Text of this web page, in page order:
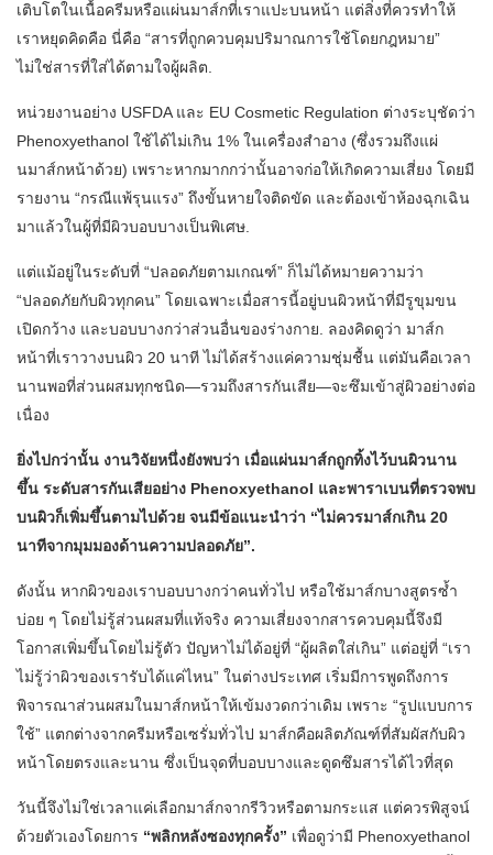
เติบโตในเนื้อครีมหรือแผ่นมาส์กที่เราแปะบนหน้า แต่สิ่งที่ควรทำให้
เราหยุดคิดคือ นี่คือ “สารที่ถูกควบคุมปริมาณการใช้โดยกฎหมาย”
ไม่ใช่สารที่ใส่ได้ตามใจผู้ผลิต.
หน่วยงานอย่าง USFDA และ EU Cosmetic Regulation ต่างระบุชัดว่า
Phenoxyethanol ใช้ได้ไม่เกิน 1% ในเครื่องสำอาง (ซึ่งรวมถึงแผ่
นมาส์กหน้าด้วย) เพราะหากมากกว่านั้นอาจก่อให้เกิดความเสี่ยง โดยมี
รายงาน “กรณีแพ้รุนแรง” ถึงขั้นหายใจติดขัด และต้องเข้าห้องฉุกเฉิน
มาแล้วในผู้ที่มีผิวบอบบางเป็นพิเศษ.
แต่แม้อยู่ในระดับที่ “ปลอดภัยตามเกณฑ์” ก็ไม่ได้หมายความว่า
“ปลอดภัยกับผิวทุกคน” โดยเฉพาะเมื่อสารนี้อยู่บนผิวหน้าที่มีรูขุมขน
เปิดกว้าง และบอบบางกว่าส่วนอื่นของร่างกาย. ลองคิดดูว่า มาส์ก
หน้าที่เราวางบนผิว 20 นาที ไม่ได้สร้างแค่ความชุ่มชื้น แต่มันคือเวลา
นานพอที่ส่วนผสมทุกชนิด—รวมถึงสารกันเสีย—จะซึมเข้าสู่ผิวอย่างต่อ
เนื่อง
ยิ่งไปกว่านั้น งานวิจัยหนึ่งยังพบว่า เมื่อแผ่นมาส์กถูกทิ้งไว้บนผิวนาน
ขึ้น ระดับสารกันเสียอย่าง Phenoxyethanol และพาราเบนที่ตรวจพบ
บนผิวก็เพิ่มขึ้นตามไปด้วย จนมีข้อแนะนำว่า “ไม่ควรมาส์กเกิน 20
นาทีจากมุมมองด้านความปลอดภัย”.
ดังนั้น หากผิวของเราบอบบางกว่าคนทั่วไป หรือใช้มาส์กบางสูตรซ้ำ
บ่อย ๆ โดยไม่รู้ส่วนผสมที่แท้จริง ความเสี่ยงจากสารควบคุมนี้จึงมี
โอกาสเพิ่มขึ้นโดยไม่รู้ตัว ปัญหาไม่ได้อยู่ที่ “ผู้ผลิตใส่เกิน” แต่อยู่ที่ “เรา
ไม่รู้ว่าผิวของเรารับได้แค่ไหน” ในต่างประเทศ เริ่มมีการพูดถึงการ
พิจารณาส่วนผสมในมาส์กหน้าให้เข้มงวดกว่าเดิม เพราะ “รูปแบบการ
ใช้” แตกต่างจากครีมหรือเซรั่มทั่วไป มาส์กคือผลิตภัณฑ์ที่สัมผัสกับผิว
หน้าโดยตรงและนาน ซึ่งเป็นจุดที่บอบบางและดูดซึมสารได้ไวที่สุด
วันนี้จึงไม่ใช่เวลาแค่เลือกมาส์กจากรีวิวหรือตามกระแส แต่ควรพิสูจน์
ด้วยตัวเองโดยการ “พลิกหลังซองทุกครั้ง” เพื่อดูว่ามี Phenoxyethanol